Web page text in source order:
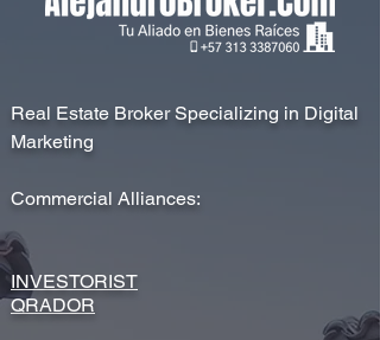
Real Estate Broker Specializing in Digital
Marketing
Commercial Alliances:
INVESTORIST
QRADOR